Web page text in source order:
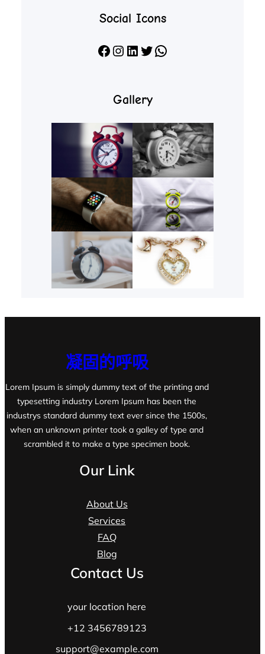
Social Icons
Facebook Instagram LinkedIn X WhatsApp
Gallery
凝固的呼吸
Lorem Ipsum is simply dummy text of the printing and
typesetting industry Lorem Ipsum has been the
industrys standard dummy text ever since the 1500s,
when an unknown printer took a galley of type and
scrambled it to make a type specimen book.
Our Link
About Us
Services
FAQ
Blog
Contact Us
your location here
+12 3456789123
support@example.com